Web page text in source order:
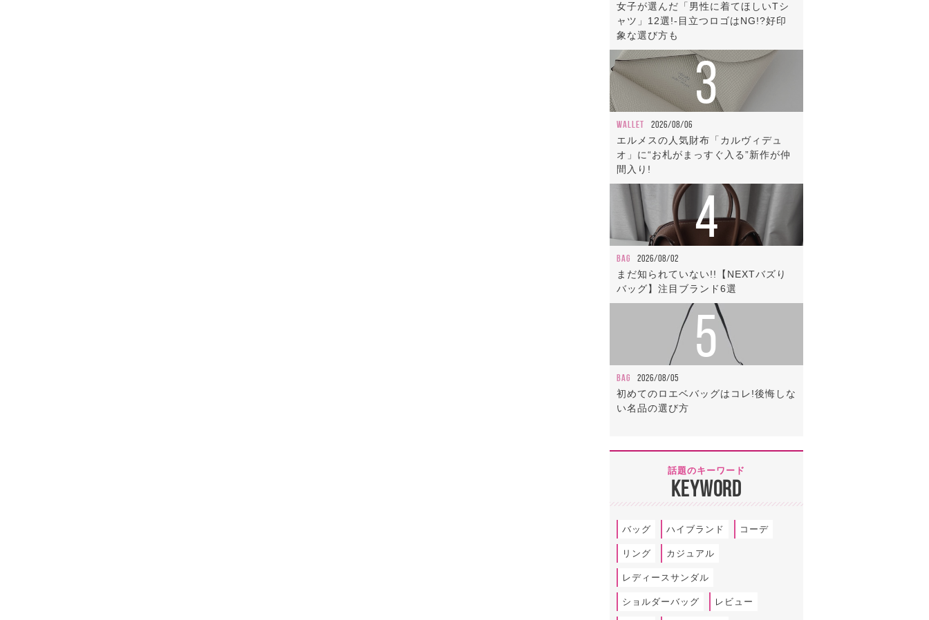
女子が選んだ「男性に着てほしいTシ
ャツ」12選!-目立つロゴはNG!?好印
象な選び方も
3
WALLET 2026/08/06
エルメスの人気財布「カルヴィデュ
オ」に“お札がまっすぐ入る”新作が仲
間入り!
4
BAG 2026/08/02
まだ知られていない!!【NEXTバズり
バッグ】注目ブランド6選
5
BAG 2026/08/05
初めてのロエベバッグはコレ!後悔しな
い名品の選び方
話題のキーワード
KEYWORD
バッグ ハイブランド コーデ
リング カジュアル
レディースサンダル
ショルダーバッグ レビュー